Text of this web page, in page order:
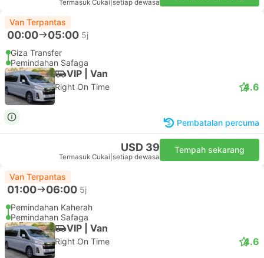
Termasuk Cukai setiap dewasa
Van Terpantas
00:00 05:00 5j
Giza Transfer
Pemindahan Safaga
VIP | Van
Right On Time 4.6
Pembatalan percuma
USD 39
Termasuk Cukai setiap dewasa
Tempah sekarang
Van Terpantas
01:00 06:00 5j
Pemindahan Kaherah
Pemindahan Safaga
VIP | Van
Right On Time 4.6